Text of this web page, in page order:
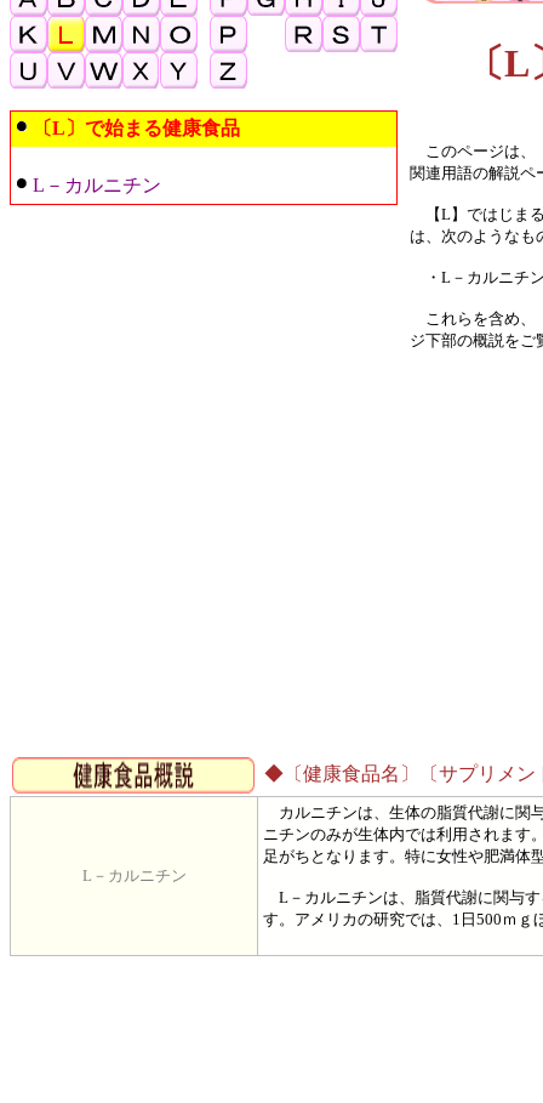
〔
このページは、
関連用語の解説ペ
【L】ではじま
は、次のようなも
・L－カルニチ
これらを含め、
ジ下部の概説をご
〔L〕で始まる健康食品
L－カルニチン
◆〔健康食品名〕〔サプリメン
L－カルニチン
カルニチンは、生体の脂質代謝に関
ニチンのみが生体内では利用されます
足がちとなります。特に女性や肥満体
L－カルニチンは、脂質代謝に関与
す。アメリカの研究では、1日500ｍ